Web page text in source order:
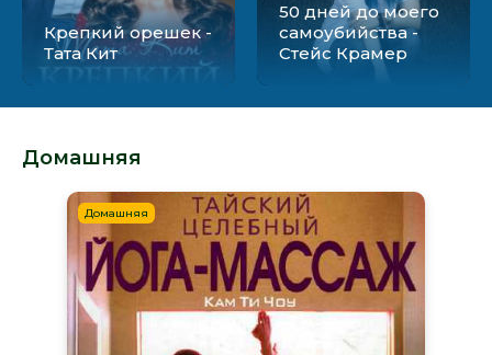
Крепкий орешек -
Тата Кит
50 дней до моего
самоубийства -
Стейс Крамер
Домашняя
Домашняя